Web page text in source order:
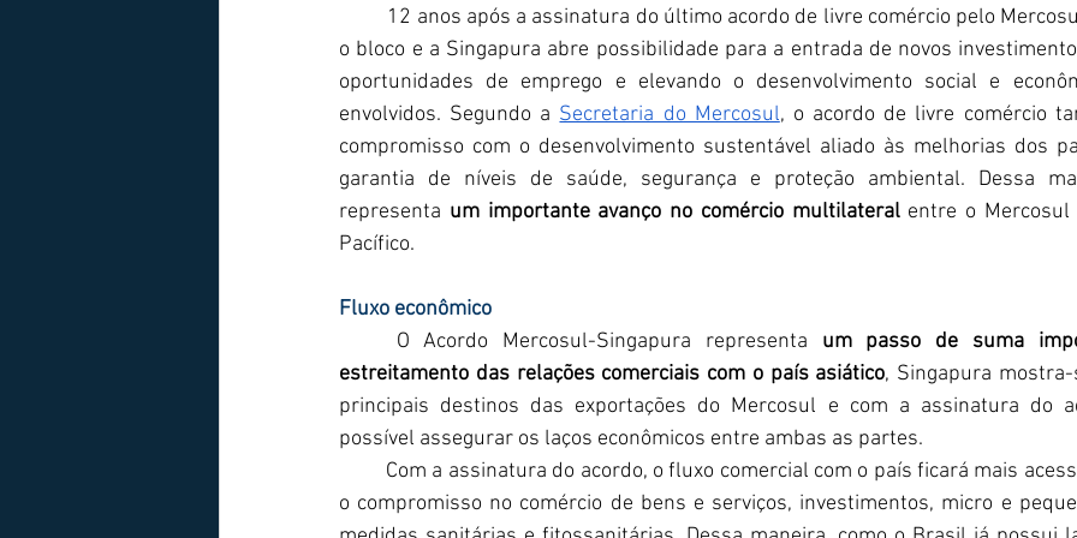
o bloco e a Singapura abre possibilidade para a entrada de novos
oportunidades de emprego e elevando o desenvolvimento social e
envolvidos. Segundo a Secretaria do Mercosul, o acordo de livre comércio
compromisso com o desenvolvimento sustentável aliado às melhorias dos
garantia de níveis de saúde, segurança e proteção ambiental. Dessa
representa um importante avanço no comércio multilateral entre o Mercosul
Pacífico.
Fluxo econômico
	O Acordo Mercosul-Singapura representa
um passo de suma
estreitamento das relações comerciais com o país asiático, Singapura
principais destinos das exportações do Mercosul e com a assinatura do
possível assegurar os laços econômicos entre ambas as partes.
Com a assinatura do acordo, o fluxo comercial com o país ficará mais
o compromisso no comércio de bens e serviços, investimentos, micro e